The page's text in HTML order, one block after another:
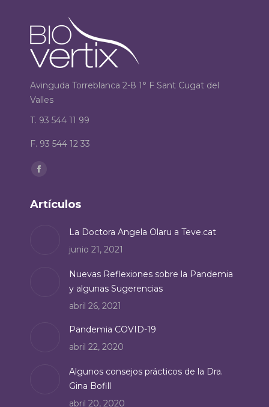
Avinguda Torreblanca 2-8 1° F Sant Cugat del
Valles
T. 93 544 11 99
F. 93 544 12 33
Encuéntranos en:
opens
window
Artículos
La Doctora Angela Olaru a Teve.cat
junio 21, 2021
Nuevas Reflexiones sobre la Pandemia
y algunas Sugerencias
abril 26, 2021
Pandemia COVID-19
abril 22, 2020
Algunos consejos prácticos de la Dra.
Gina Bofill
abril 20, 2020